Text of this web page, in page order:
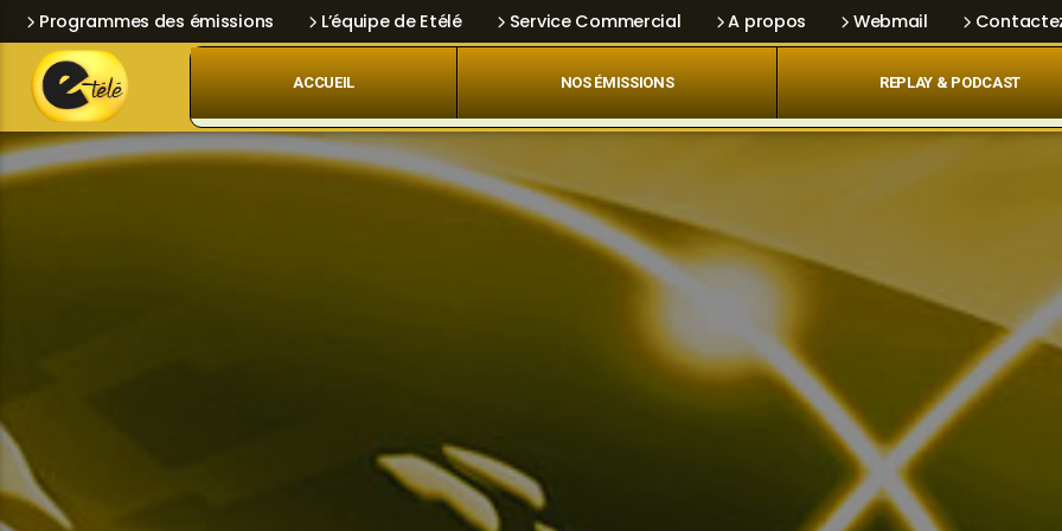
Programmes des émissions L’équipe de Etélé Service Commercial A propos Webmail
Navigation
ACCUEIL NOS ÉMISSIONS REPLAY & PODCAST
Current track